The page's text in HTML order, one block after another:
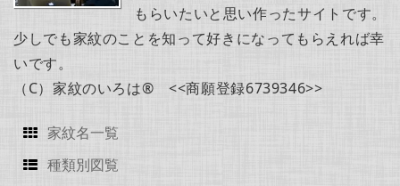
もらいたいと思い作ったサイトです。
少しでも家紋のことを知って好きになってもらえれば幸
いです。
（C）家紋のいろは® <<商願登録6739346>>
家紋名一覧
種類別図覧